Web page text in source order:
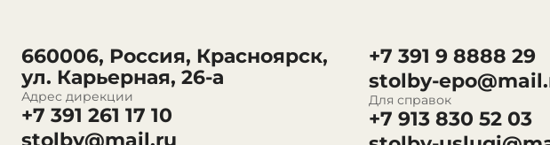
660006, Россия, Красноярск,
ул. Карьерная, 26-а
Адрес дирекции
+7 391 261 17 10
stolby@mail.ru
+7 391 9 8888 29
stolby-
Для справок
+7 913 830 52 03